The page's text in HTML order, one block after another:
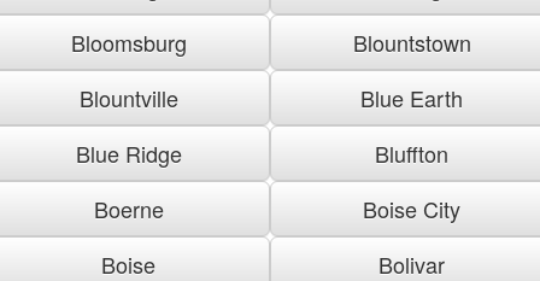
Bloomsburg
Blountstown
Blountville
Blue Earth
Blue Ridge
Bluffton
Boerne
Boise City
Boise
Bolivar